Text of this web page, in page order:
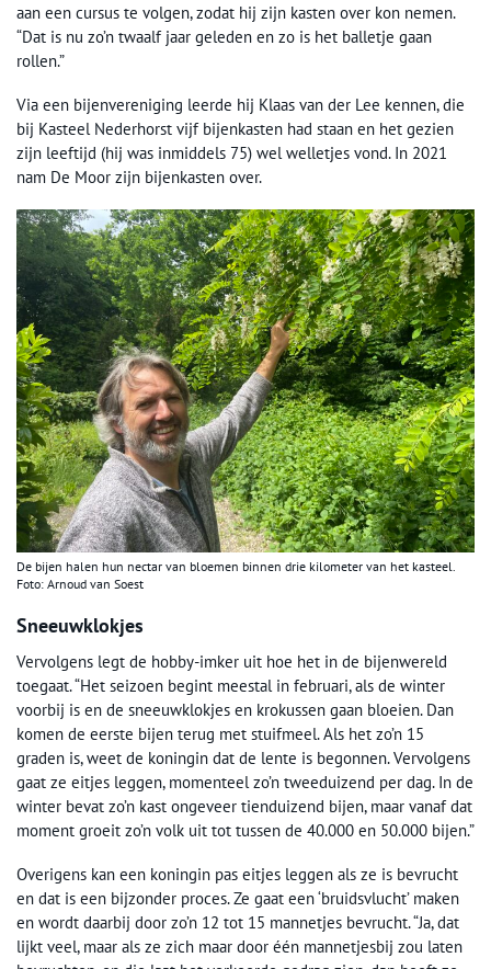
aan een cursus te volgen, zodat hij zijn kasten over kon nemen.
“Dat is nu zo’n twaalf jaar geleden en zo is het balletje gaan
rollen.”
Via een bijenvereniging leerde hij Klaas van der Lee kennen, die
bij Kasteel Nederhorst vijf bijenkasten had staan en het gezien
zijn leeftijd (hij was inmiddels 75) wel welletjes vond. In 2021
nam De Moor zijn bijenkasten over.
De bijen halen hun nectar van bloemen binnen drie kilometer van het kasteel.
Foto: Arnoud van Soest
Sneeuwklokjes
Vervolgens legt de hobby-imker uit hoe het in de bijenwereld
toegaat. “Het seizoen begint meestal in februari, als de winter
voorbij is en de sneeuwklokjes en krokussen gaan bloeien. Dan
komen de eerste bijen terug met stuifmeel. Als het zo’n 15
graden is, weet de koningin dat de lente is begonnen. Vervolgens
gaat ze eitjes leggen, momenteel zo’n tweeduizend per dag. In de
winter bevat zo’n kast ongeveer tienduizend bijen, maar vanaf dat
moment groeit zo’n volk uit tot tussen de 40.000 en 50.000 bijen.”
Overigens kan een koningin pas eitjes leggen als ze is bevrucht
en dat is een bijzonder proces. Ze gaat een ‘bruidsvlucht’ maken
en wordt daarbij door zo’n 12 tot 15 mannetjes bevrucht. “Ja, dat
lijkt veel, maar als ze zich maar door één mannetjesbij zou laten